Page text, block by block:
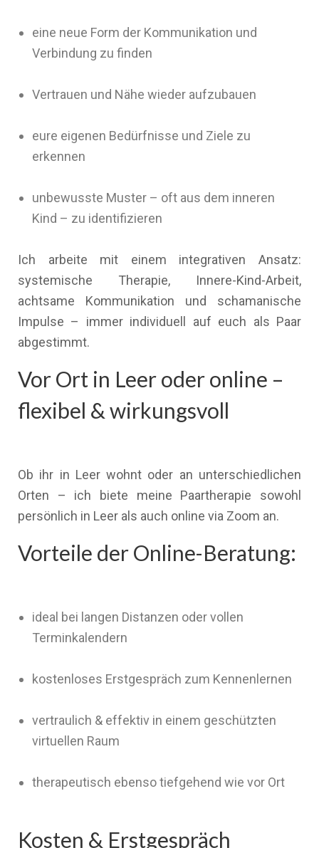
eine neue Form der Kommunikation und
Verbindung zu finden
Vertrauen und Nähe wieder aufzubauen
eure eigenen Bedürfnisse und Ziele zu
erkennen
unbewusste Muster – oft aus dem inneren
Kind – zu identifizieren
Ich arbeite mit einem integrativen Ansatz:
systemische Therapie, Innere-Kind-Arbeit,
achtsame Kommunikation und schamanische
Impulse – immer individuell auf euch als Paar
abgestimmt.
Vor Ort in Leer oder online –
flexibel & wirkungsvoll
Ob ihr in Leer wohnt oder an unterschiedlichen
Orten – ich biete meine Paartherapie sowohl
persönlich in Leer als auch online via Zoom an.
Vorteile der Online-Beratung:
ideal bei langen Distanzen oder vollen
Terminkalendern
kostenloses Erstgespräch zum Kennenlernen
vertraulich & effektiv in einem geschützten
virtuellen Raum
therapeutisch ebenso tiefgehend wie vor Ort
Kosten & Erstgespräch